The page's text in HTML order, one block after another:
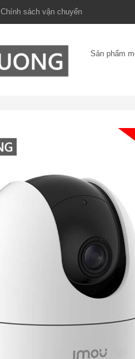
Chính sách vận chuyển
Sản phẩm